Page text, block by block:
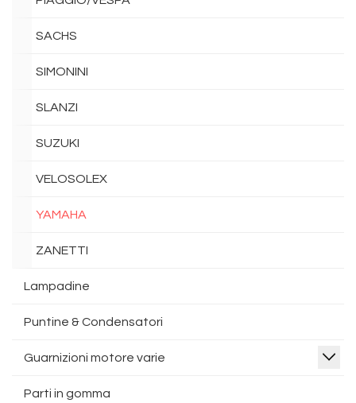
SACHS
SIMONINI
SLANZI
SUZUKI
VELOSOLEX
YAMAHA
ZANETTI
Lampadine
Puntine & Condensatori
Guarnizioni motore varie
Parti in gomma